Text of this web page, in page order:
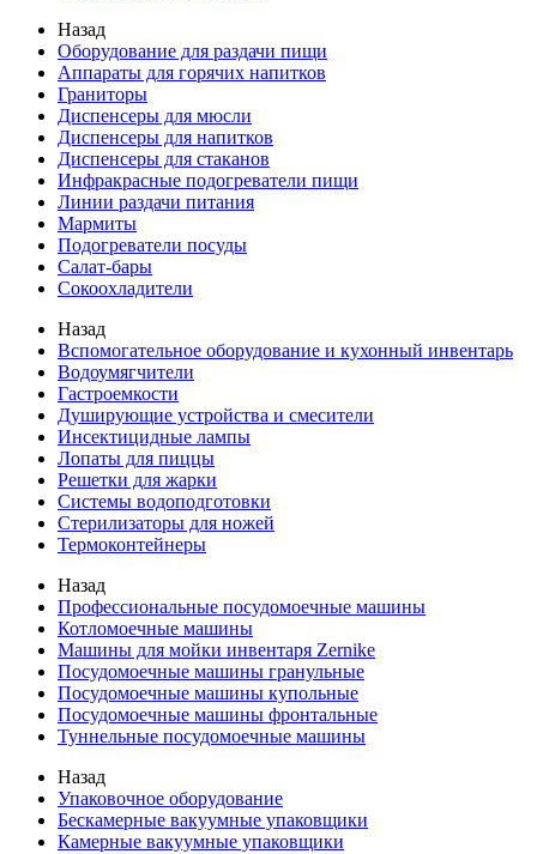
Назад
Оборудование для раздачи пищи
Аппараты для горячих напитков
Граниторы
Диспенсеры для мюсли
Диспенсеры для напитков
Диспенсеры для стаканов
Инфракрасные подогреватели пищи
Линии раздачи питания
Мармиты
Подогреватели посуды
Салат-бары
Сокоохладители
Назад
Вспомогательное оборудование и кухонный инвентарь
Водоумягчители
Гастроемкости
Душирующие устройства и смесители
Инсектицидные лампы
Лопаты для пиццы
Решетки для жарки
Системы водоподготовки
Стерилизаторы для ножей
Термоконтейнеры
Назад
Профессиональные посудомоечные машины
Котломоечные машины
Машины для мойки инвентаря Zernike
Посудомоечные машины гранульные
Посудомоечные машины купольные
Посудомоечные машины фронтальные
Туннельные посудомоечные машины
Назад
Упаковочное оборудование
Бескамерные вакуумные упаковщики
Камерные вакуумные упаковщики